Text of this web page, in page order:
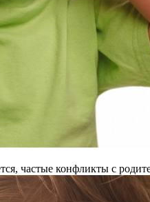
частые конфликты с